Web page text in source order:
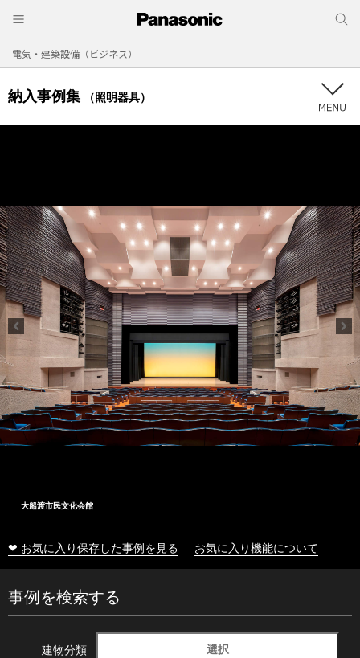
電気・建築設備（ビジネス）
納入事例集 （照明器具）
大船渡市民文化会館
❤ お気に入り保存した事例を見る お気に入り機能について
事例を検索する
建物分類 選択